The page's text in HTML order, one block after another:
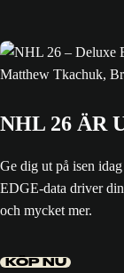
NHL 26 ÄR
Ge dig ut på isen
EDGE-data driver
och mycket mer.
KÖP NU